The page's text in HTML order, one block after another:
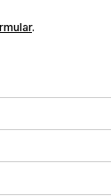
.